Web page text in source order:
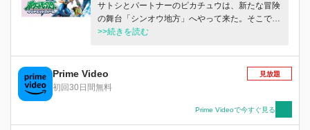
サトシとパートナーのピカチュウは、新たな冒険
の舞台「シンオウ地方」へやって来た。そこで、
トップコーディネーターを目指すヒロイン・ヒカ
をすることに。さまざまな出会いを通じて仲間の
大切さを知り、ライバルとのバトルを熱い友情で
乗りこえて、成長してゆく･･････。
>>続きを読む
Prime Video
初回30日間無料
見放題
Prime Videoで今すぐ見る